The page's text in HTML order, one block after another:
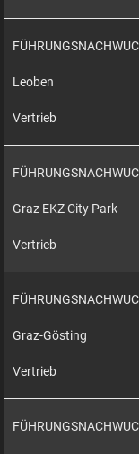
Leoben
Vertrieb
Graz EKZ City Park
Vertrieb
Graz-Gösting
Vertrieb